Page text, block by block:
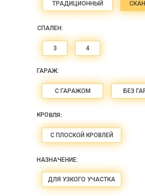
СПАЛЕН:
3 4
ТРАДИЦИОННЫЙ
ГАРАЖ:
С ГАРАЖОМ
КРОВЛЯ:
С ПЛОСКОЙ КРОВЛЕЙ
БЕЗ
НАЗНАЧЕНИЕ:
ДЛЯ УЗКОГО УЧАСТКА